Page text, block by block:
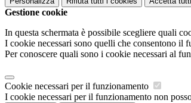
Gestione cookie
In questa schermata è possibile scegliere quali
I cookie necessari sono quelli che consentono il
Per conoscere quali sono i cookie necessari al
Cookie necessari per il funzionamento
I cookie necessari per il funzionamento non